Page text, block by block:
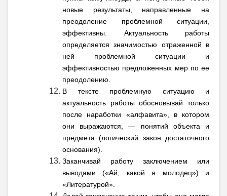
новые результаты, направленные на
преодоление проблемной ситуации,
эффективны. Актуальность работы
определяется значимостью отраженной в
ней проблемной ситуации и
эффективностью предложенных мер по ее
преодолению.
В тексте проблемную ситуацию и
актуальность работы обосновывай только
после наработки «алфавита», в котором
они выражаются, — понятий объекта и
предмета (логический закон достаточного
основания).
Заканчивай работу заключением или
выводами («Ай, какой я молодец») и
«Литературой».